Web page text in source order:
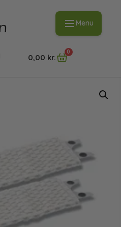
Menu
0,00 kr.
0